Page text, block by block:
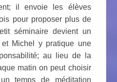
il envoie les élèves
pour proposer plus de
séminaire devient un
Michel y pratique une
au lieu de la
matin on peut choisir
temps de méditation